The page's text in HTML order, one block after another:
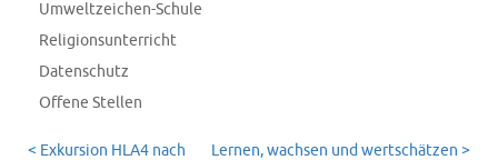
Umweltzeichen-Schule
Religionsunterricht
Datenschutz
Offene Stellen
Lernen, wachsen und wertschätzen >
< Exkursion HLA4 nach